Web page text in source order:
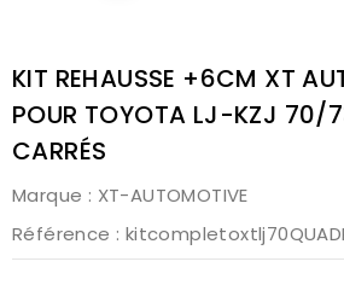
KIT REHAUSSE +6CM XT
POUR TOYOTA LJ-KZJ 70/
CARRÉS
Marque : XT-AUTOMOTIVE
Référence :